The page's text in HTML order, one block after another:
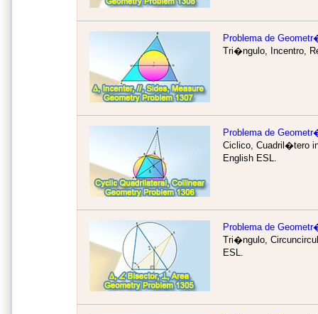
Problema de
Tri�ngulo, Incentro,
Problema de
Ciclico, Cuadril�tero
English ESL.
Problema de
Tri�ngulo,
ESL.